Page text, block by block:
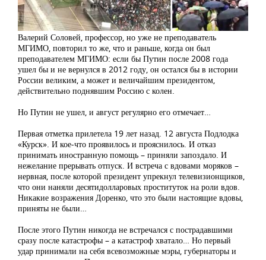
Валерий Соловей, профессор, но уже не преподаватель
МГИМО, повторил то же, что и раньше, когда он был
преподавателем МГИМО: если бы Путин после 2008 года
ушел бы и не вернулся в 2012 году, он остался бы в истории
России великим, а может и величайшим президентом,
действительно поднявшим Россию с колен.
Но Путин не ушел, и август регулярно его отмечает…
Первая отметка прилетела 19 лет назад. 12 августа Подлодка
«Курск». И кое-что проявилось и прояснилось. И отказ
принимать иностранную помощь – приняли запоздало. И
нежелание прерывать отпуск. И встреча с вдовами моряков –
нервная, после которой президент упрекнул телевизионщиков,
что они наняли десятидолларовых проституток на роли вдов.
Никакие возражения Доренко, что это были настоящие вдовы,
приняты не были…
После этого Путин никогда не встречался с пострадавшими
сразу после катастрофы – а катастроф хватало… Но первый
удар принимали на себя всевозможные мэры, губернаторы и